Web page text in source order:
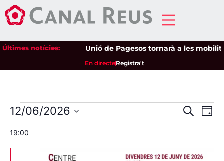
Últimes notícies: Unió de Pagesos tornarà a les
En directeRegistra't
i
CercaDia
12/06/2026
una
19:00